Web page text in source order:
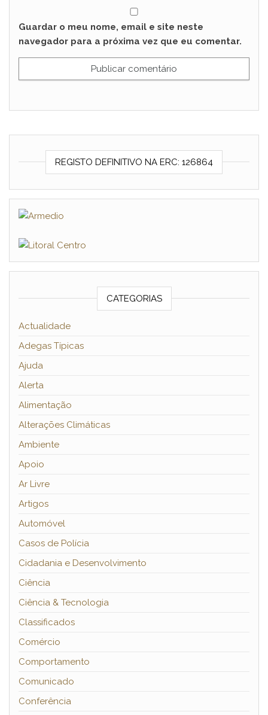
Guardar o meu nome, email e site neste
navegador para a próxima vez que eu comentar.
REGISTO DEFINITIVO NA ERC: 126864
CATEGORIAS
Actualidade
Adegas Típicas
Ajuda
Alerta
Alimentação
Alterações Climáticas
Ambiente
Apoio
Ar Livre
Artigos
Automóvel
Casos de Polícia
Cidadania e Desenvolvimento
Ciência
Ciência & Tecnologia
Classificados
Comércio
Comportamento
Comunicado
Conferência